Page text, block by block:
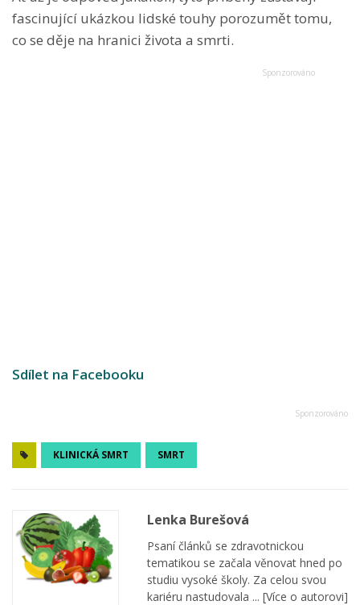
fascinující ukázkou lidské touhy porozumět tomu,
co se děje na hranici života a smrti.
Sdílet na Facebooku
KLINICKÁ SMRT SMRT
Lenka Burešová
Psaní článků se zdravotnickou
tematikou se začala věnovat hned po
studiu vysoké školy. Za celou svou
kariéru nastudovala ... [Více o autorovi]